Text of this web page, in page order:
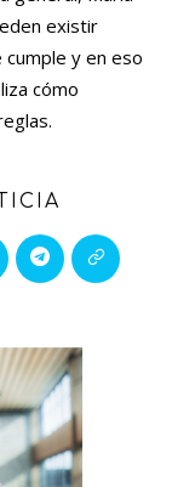
existir
cumple y en eso
cómo